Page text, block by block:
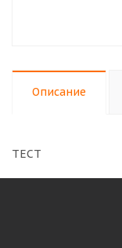
Описание
ТЕСТ